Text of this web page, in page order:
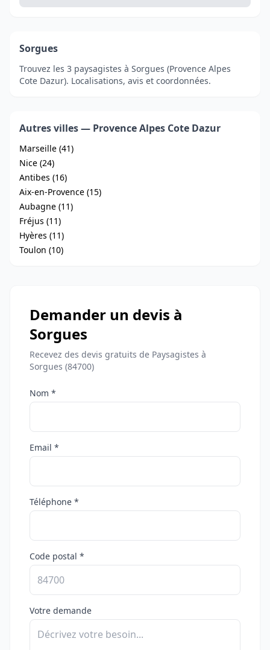
Sorgues
Trouvez les 3 paysagistes à Sorgues (Provence Alpes
Cote Dazur). Localisations, avis et coordonnées.
Autres villes — Provence Alpes Cote Dazur
Marseille (41)
Nice (24)
Antibes (16)
Aix-en-Provence (15)
Aubagne (11)
Fréjus (11)
Hyères (11)
Toulon (10)
Demander un devis à
Sorgues
Recevez des devis gratuits de Paysagistes à
Sorgues (84700)
Nom *
Email *
Téléphone *
Code postal *
Votre demande